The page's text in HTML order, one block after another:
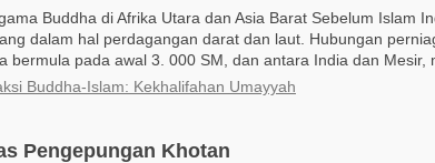
Buddha di Afrika Utara dan Asia Barat Sebelum Islam
dalam hal perdagangan darat dan laut. Hubungan
bermula pada awal 3. 000 SM, dan antara India dan Mesir,
Buddha-Islam: Kekhalifahan Umayyah
Pengepungan Khotan